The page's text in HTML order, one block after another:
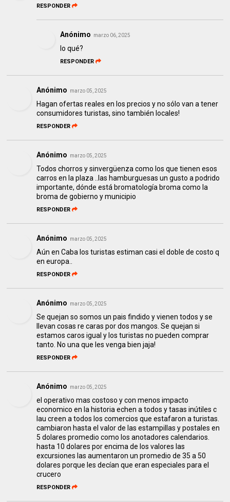
RESPONDER
Anónimo marzo 06, 2025
lo qué?
RESPONDER
Anónimo marzo 05, 2025
Hagan ofertas reales en los precios y no sólo van a tener
consumidores turistas, sino también locales!
RESPONDER
Anónimo marzo 05, 2025
Todos chorros y sinvergüenza como los que tienen esos
carros en la plaza ..las hamburguesas un gusto a podrido
importante, dónde está bromatología broma como la
broma de gobierno y municipio
RESPONDER
Anónimo marzo 05, 2025
Aún en Caba los turistas estiman casi el doble de costo q
en europa..
RESPONDER
Anónimo marzo 05, 2025
Se quejan so somos un pais findido y vienen todos y se
llevan cosas re caras por dos mangos. Se quejan si
estamos caros igual y los turistas no pueden comprar
tanto. No una que les venga bien jaja!
RESPONDER
Anónimo marzo 05, 2025
el operativo mas costoso y con menos impacto
economico en la historia echen a todos y tasas inútiles c
lau creen a todos los comercios que estafaron a turistas.
cambiaron hasta el valor de las estampillas y postales en
5 dolares promedio como los anotadores calendarios.
hasta 10 dolares por encima de los valores las
excursiones las aumentaron un promedio de 35 a 50
dolares porque les decían que eran especiales para el
crucero
RESPONDER